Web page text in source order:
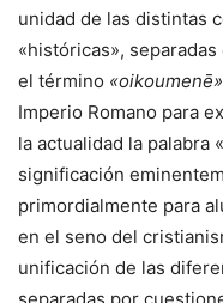
unidad de las distintas
«históricas»,
el término «oikoumenē»
Imperio Romano para
la actualidad la palabra
significación
primordialmente para
en el seno del
unificación de las
separadas por